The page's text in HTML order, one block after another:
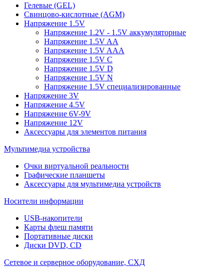
Гелевые (GEL)
Свинцово-кислотные (AGM)
Напряжение 1.5V
Напряжение 1.2V - 1.5V аккумуляторные
Напряжение 1.5V AA
Напряжение 1.5V AAA
Напряжение 1.5V C
Напряжение 1.5V D
Напряжение 1.5V N
Напряжение 1.5V специализированные
Напряжение 3V
Напряжение 4.5V
Напряжение 6V-9V
Напряжение 12V
Аксессуары для элементов питания
Мультимедиа устройства
Очки виртуальной реальности
Графические планшеты
Аксессуары для мультимедиа устройств
Носители информации
USB-накопители
Карты флеш памяти
Портативные диски
Диски DVD, CD
Сетевое и серверное оборудование, СХД